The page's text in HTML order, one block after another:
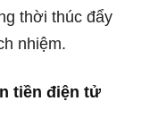
thời thúc đẩy
nhiệm.
tiền điện tử